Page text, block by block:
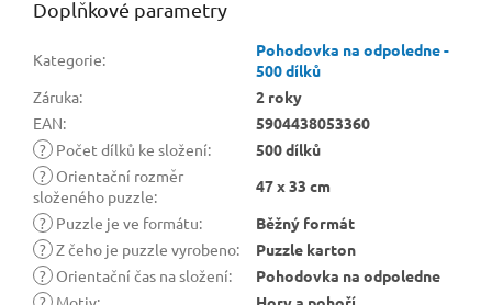
Doplňkové parametry
Kategorie:
Pohodovka na odpoledne -
500 dílků
Záruka:
2 roky
EAN:
5904438053360
? Počet dílků ke složení:
500 dílků
? Orientační rozměr
složeného puzzle:
47 x 33 cm
? Puzzle je ve formátu:
Běžný formát
? Z čeho je puzzle vyrobeno:
Puzzle karton
? Orientační čas na složení:
Pohodovka na odpoledne